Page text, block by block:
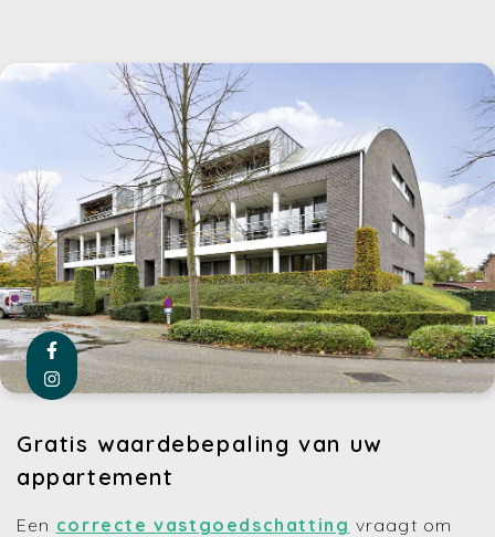
Gratis waardebepaling van uw
appartement
Een correcte vastgoedschatting vraagt om